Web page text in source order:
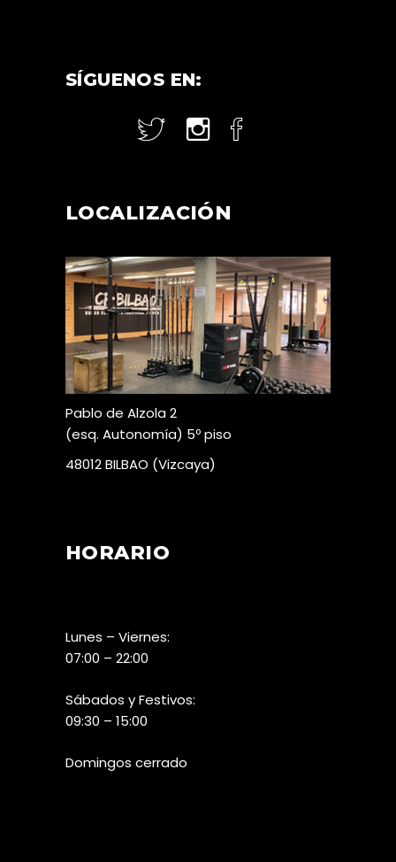
SÍGUENOS EN:
LOCALIZACIÓN
Pablo de Alzola 2
(esq. Autonomía) 5º piso
48012 BILBAO (Vizcaya)
HORARIO
Lunes – Viernes:
07:00 – 22:00
Sábados y Festivos:
09:30 – 15:00
Domingos cerrado